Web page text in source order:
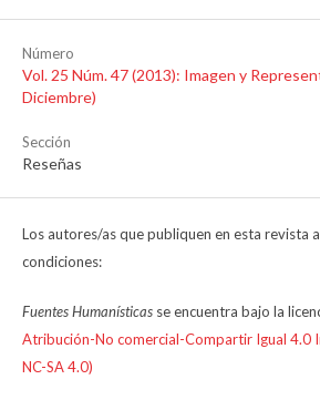
Número
Vol. 25 Núm. 47 (2013): Imagen y
Diciembre)
Sección
Reseñas
Los autores/as que publiquen en esta revista
condiciones:
Fuentes Humanísticas se encuentra bajo la
Atribución-No comercial-Compartir Igual 4.0
NC-SA 4.0)